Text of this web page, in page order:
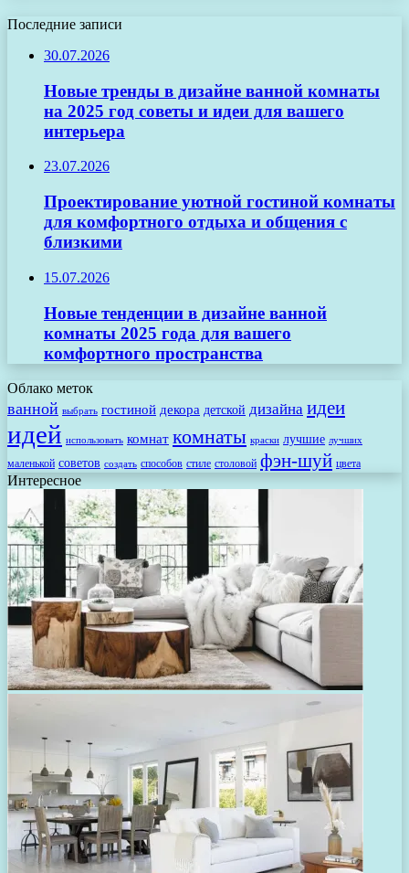
Последние записи
30.07.2026
Новые тренды в дизайне ванной комнаты
на 2025 год советы и идеи для вашего
интерьера
23.07.2026
Проектирование уютной гостиной комнаты
для комфортного отдыха и общения с
близкими
15.07.2026
Новые тенденции в дизайне ванной
комнаты 2025 года для вашего
комфортного пространства
Облако меток
ванной выбрать гостиной декора детской дизайна идеи
идей использовать комнат комнаты краски лучшие лучших
маленькой советов создать способов стиле столовой фэн-шуй цвета
Интересное